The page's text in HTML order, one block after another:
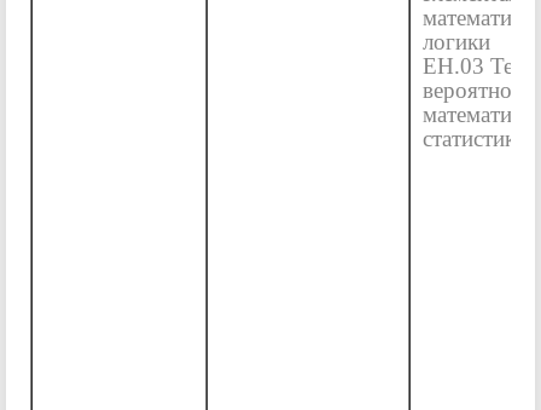
логики
ЕН.03
статистика